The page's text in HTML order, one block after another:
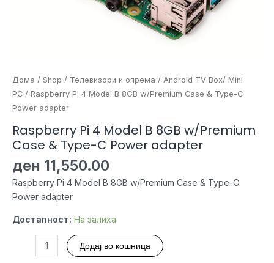
Дома / Shop / Телевизори и опрема / Android TV Box/ Mini
PC / Raspberry Pi 4 Model B 8GB w/Premium Case & Type-C
Power adapter
Raspberry Pi 4 Model B 8GB w/Premium
Case & Type-C Power adapter
ден 11,550.00
Raspberry Pi 4 Model B 8GB w/Premium Case & Type-C
Power adapter
Достапност: На залиха
Raspberry
Додај во кошница